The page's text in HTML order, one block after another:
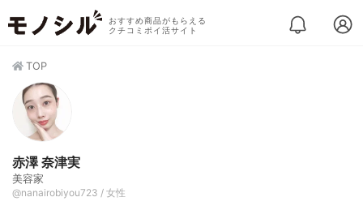
おすすめ商品がもらえる
クチコミポイ活サイト
TOP
赤澤 奈津実
美容家
@nanairobiyou723 / 女性